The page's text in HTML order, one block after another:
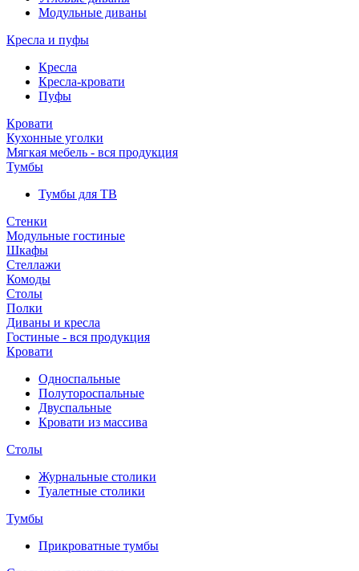
Модульные диваны
Кресла и пуфы
Кресла
Кресла-кровати
Пуфы
Кровати
Кухонные уголки
Мягкая мебель - вся продукция
Тумбы
Тумбы для ТВ
Стенки
Модульные гостиные
Шкафы
Стеллажи
Комоды
Столы
Полки
Диваны и кресла
Гостиные - вся продукция
Кровати
Односпальные
Полутороспальные
Двуспальные
Кровати из массива
Столы
Журнальные столики
Туалетные столики
Тумбы
Прикроватные тумбы